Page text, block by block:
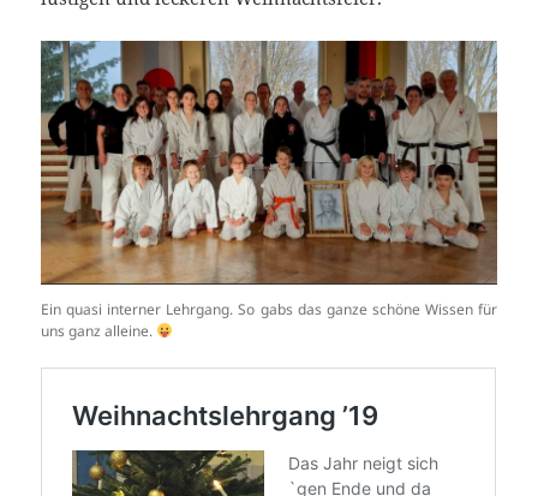
Ein quasi interner Lehrgang. So gabs das ganze schöne Wissen für
uns ganz alleine.